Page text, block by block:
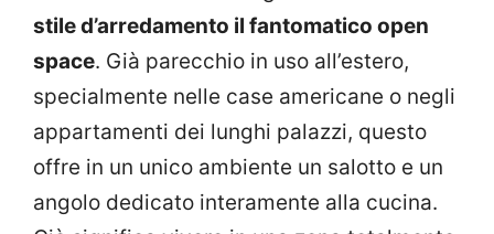
stile d’arredamento il fantomatico open
space. Già parecchio in uso all’estero,
specialmente nelle case americane o negli
appartamenti dei lunghi palazzi, questo
offre in un unico ambiente un salotto e un
angolo dedicato interamente alla cucina.